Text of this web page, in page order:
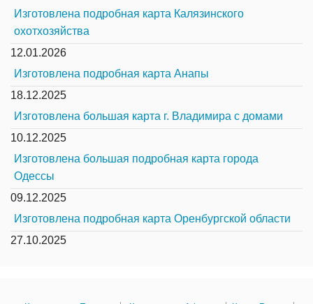
Изготовлена подробная карта Калязинского
охотхозяйства
12.01.2026
Изготовлена подробная карта Анапы
18.12.2025
Изготовлена большая карта г. Владимира с домами
10.12.2025
Изготовлена большая подробная карта города
Одессы
09.12.2025
Изготовлена подробная карта Оренбургской области
27.10.2025